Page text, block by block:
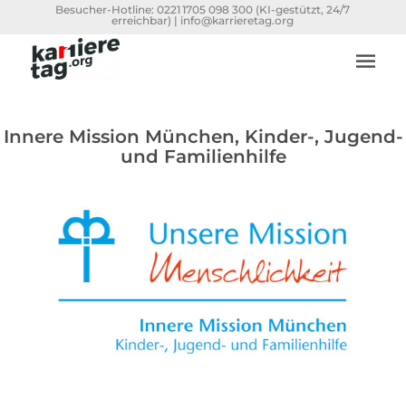
Besucher-Hotline:0221 1705 098 300 (KI-gestützt, 24/7
erreichbar) | info@karrieretag.org
Innere Mission München, Kinder-, Jugend-
und Familienhilfe